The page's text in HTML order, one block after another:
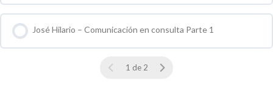
0 % COMPLETO 0 / 0 pasos
José Hilario – Comunicación en consulta Parte 1
0 % COMPLETO 0 / 0 pasos
1 de 2